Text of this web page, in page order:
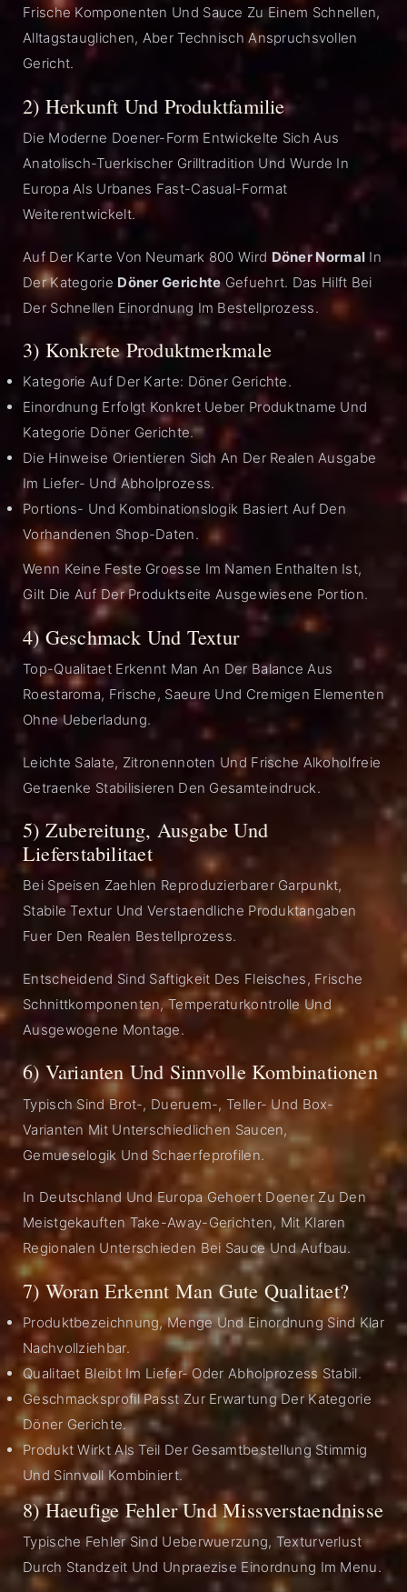
Frische Komponenten Und Sauce Zu Einem Schnellen,
Alltagstauglichen, Aber Technisch Anspruchsvollen
Gericht.
2) Herkunft Und Produktfamilie
Die Moderne Doener-Form Entwickelte Sich Aus
Anatolisch-Tuerkischer Grilltradition Und Wurde In
Europa Als Urbanes Fast-Casual-Format
Weiterentwickelt.
Auf Der Karte Von Neumark 800 Wird Döner Normal In
Der Kategorie Döner Gerichte Gefuehrt. Das Hilft Bei
Der Schnellen Einordnung Im Bestellprozess.
3) Konkrete Produktmerkmale
Kategorie Auf Der Karte: Döner Gerichte.
Einordnung Erfolgt Konkret Ueber Produktname Und
Kategorie Döner Gerichte.
Die Hinweise Orientieren Sich An Der Realen Ausgabe
Im Liefer- Und Abholprozess.
Portions- Und Kombinationslogik Basiert Auf Den
Vorhandenen Shop-Daten.
Wenn Keine Feste Groesse Im Namen Enthalten Ist,
Gilt Die Auf Der Produktseite Ausgewiesene Portion.
4) Geschmack Und Textur
Top-Qualitaet Erkennt Man An Der Balance Aus
Roestaroma, Frische, Saeure Und Cremigen Elementen
Ohne Ueberladung.
Leichte Salate, Zitronennoten Und Frische Alkoholfreie
Getraenke Stabilisieren Den Gesamteindruck.
5) Zubereitung, Ausgabe Und
Lieferstabilitaet
Bei Speisen Zaehlen Reproduzierbarer Garpunkt,
Stabile Textur Und Verstaendliche Produktangaben
Fuer Den Realen Bestellprozess.
Entscheidend Sind Saftigkeit Des Fleisches, Frische
Schnittkomponenten, Temperaturkontrolle Und
Ausgewogene Montage.
6) Varianten Und Sinnvolle Kombinationen
Typisch Sind Brot-, Dueruem-, Teller- Und Box-
Varianten Mit Unterschiedlichen Saucen,
Gemueselogik Und Schaerfeprofilen.
In Deutschland Und Europa Gehoert Doener Zu Den
Meistgekauften Take-Away-Gerichten, Mit Klaren
Regionalen Unterschieden Bei Sauce Und Aufbau.
7) Woran Erkennt Man Gute Qualitaet?
Produktbezeichnung, Menge Und Einordnung Sind Klar
Nachvollziehbar.
Qualitaet Bleibt Im Liefer- Oder Abholprozess Stabil.
Geschmacksprofil Passt Zur Erwartung Der Kategorie
Döner Gerichte.
Produkt Wirkt Als Teil Der Gesamtbestellung Stimmig
Und Sinnvoll Kombiniert.
8) Haeufige Fehler Und Missverstaendnisse
Typische Fehler Sind Ueberwuerzung, Texturverlust
Durch Standzeit Und Unpraezise Einordnung Im Menu.